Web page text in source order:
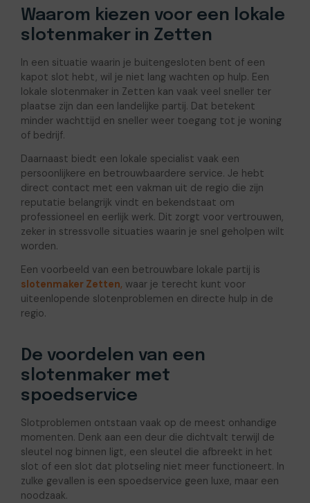
Waarom kiezen voor een lokale
slotenmaker in Zetten
In een situatie waarin je buitengesloten bent of een
kapot slot hebt, wil je niet lang wachten op hulp. Een
lokale slotenmaker in Zetten kan vaak veel sneller ter
plaatse zijn dan een landelijke partij. Dat betekent
minder wachttijd en sneller weer toegang tot je woning
of bedrijf.
Daarnaast biedt een lokale specialist vaak een
persoonlijkere en betrouwbaardere service. Je hebt
direct contact met een vakman uit de regio die zijn
reputatie belangrijk vindt en bekendstaat om
professioneel en eerlijk werk. Dit zorgt voor vertrouwen,
zeker in stressvolle situaties waarin je snel geholpen wilt
worden.
Een voorbeeld van een betrouwbare lokale partij is
slotenmaker Zetten, waar je terecht kunt voor
uiteenlopende slotenproblemen en directe hulp in de
regio.
De voordelen van een
slotenmaker met
spoedservice
Slotproblemen ontstaan vaak op de meest onhandige
momenten. Denk aan een deur die dichtvalt terwijl de
sleutel nog binnen ligt, een sleutel die afbreekt in het
slot of een slot dat plotseling niet meer functioneert. In
zulke gevallen is een spoedservice geen luxe, maar een
noodzaak.